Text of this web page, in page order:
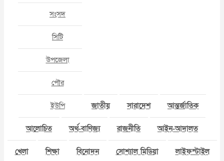
সংসদ
সিটি
উপজেলা
পৌর
ইউপি জাতীয় সারাদেশ আন্তর্জাতিক
আলোচিত অর্থ-বাণিজ্য রাজনীতি আইন-আদালত
খেলা শিক্ষা বিনোদন সোশ্যাল মিডিয়া লাইফস্টাইল